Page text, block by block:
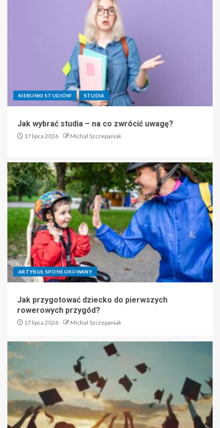
KIERUNKI STUDIÓW STUDIA
Jak wybrać studia – na co zwrócić uwagę?
17 lipca 2026 Michał Szczepaniak
ARTYKUŁ SPONSOROWANY
Jak przygotować dziecko do pierwszych
rowerowych przygód?
17 lipca 2026 Michał Szczepaniak